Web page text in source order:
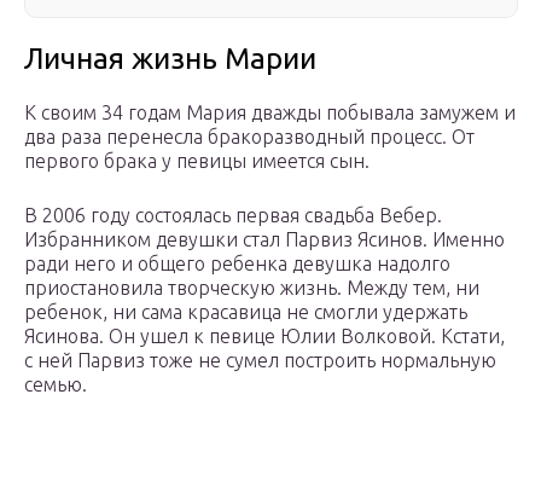
Личная жизнь Марии
К своим 34 годам Мария дважды побывала замужем и
два раза перенесла бракоразводный процесс. От
первого брака у певицы имеется сын.
В 2006 году состоялась первая свадьба Вебер.
Избранником девушки стал Парвиз Ясинов. Именно
ради него и общего ребенка девушка надолго
приостановила творческую жизнь. Между тем, ни
ребенок, ни сама красавица не смогли удержать
Ясинова. Он ушел к певице Юлии Волковой. Кстати,
с ней Парвиз тоже не сумел построить нормальную
семью.